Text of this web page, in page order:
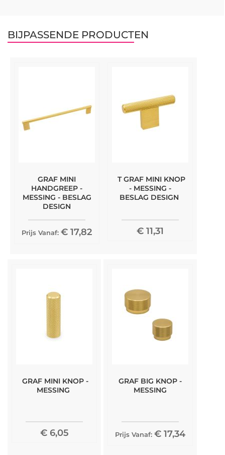
BIJPASSENDE PRODUCTEN
GRAF MINI
HANDGREEP -
MESSING - BESLAG
DESIGN
Prijs Vanaf: € 17,82
T GRAF MINI KNOP
- MESSING -
BESLAG DESIGN
€ 11,31
GRAF MINI KNOP -
MESSING
€ 6,05
GRAF BIG KNOP -
MESSING
Prijs Vanaf: € 17,34